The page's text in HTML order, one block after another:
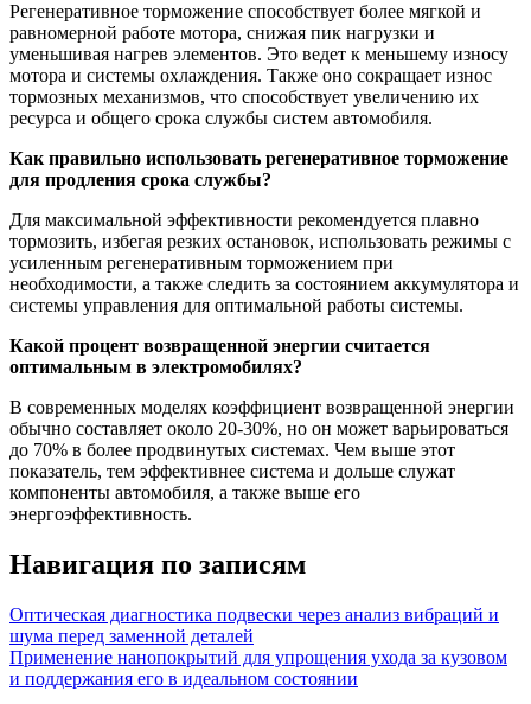
Регенеративное торможение способствует более мягкой и
равномерной работе мотора, снижая пик нагрузки и
уменьшивая нагрев элементов. Это ведет к меньшему износу
мотора и системы охлаждения. Также оно сокращает износ
тормозных механизмов, что способствует увеличению их
ресурса и общего срока службы систем автомобиля.
Как правильно использовать регенеративное торможение
для продления срока службы?
Для максимальной эффективности рекомендуется плавно
тормозить, избегая резких остановок, использовать режимы с
усиленным регенеративным торможением при
необходимости, а также следить за состоянием аккумулятора и
системы управления для оптимальной работы системы.
Какой процент возвращенной энергии считается
оптимальным в электромобилях?
В современных моделях коэффициент возвращенной энергии
обычно составляет около 20-30%, но он может варьироваться
до 70% в более продвинутых системах. Чем выше этот
показатель, тем эффективнее система и дольше служат
компоненты автомобиля, а также выше его
энергоэффективность.
Навигация по записям
Оптическая диагностика подвески через анализ вибраций и
шума перед заменной деталей
Применение нанопокрытий для упрощения ухода за кузовом
и поддержания его в идеальном состоянии